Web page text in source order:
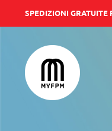
al
contenuto
SPEDIZIONI GRATUITE